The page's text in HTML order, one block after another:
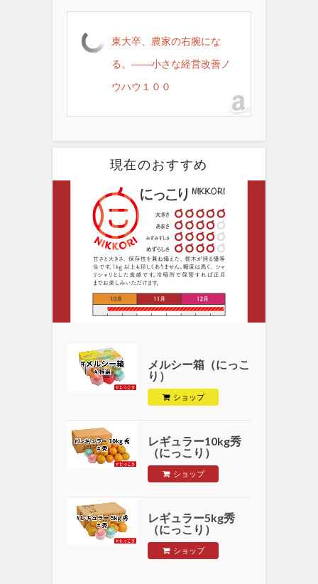
東大卒、農家の右腕にな
る。――小さな経営改善ノ
ウハウ１００
現在のおすすめ
メルシー箱（にっこ
り）
ショップ
レギュラー10kg秀
（にっこり）
ショップ
レギュラー5kg秀
（にっこり）
ショップ